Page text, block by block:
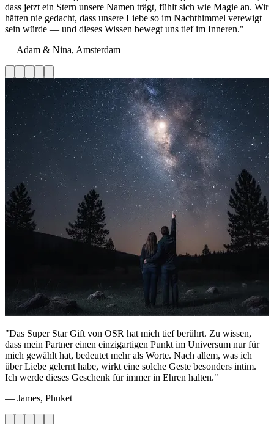
dass jetzt ein Stern unsere Namen trägt, fühlt sich wie Magie an. Wir
hätten nie gedacht, dass unsere Liebe so im Nachthimmel verewigt
sein würde — und dieses Wissen bewegt uns tief im Inneren."
— Adam & Nina, Amsterdam
"Das Super Star Gift von OSR hat mich tief berührt. Zu wissen,
dass mein Partner einen einzigartigen Punkt im Universum nur für
mich gewählt hat, bedeutet mehr als Worte. Nach allem, was ich
über Liebe gelernt habe, wirkt eine solche Geste besonders intim.
Ich werde dieses Geschenk für immer in Ehren halten."
— James, Phuket